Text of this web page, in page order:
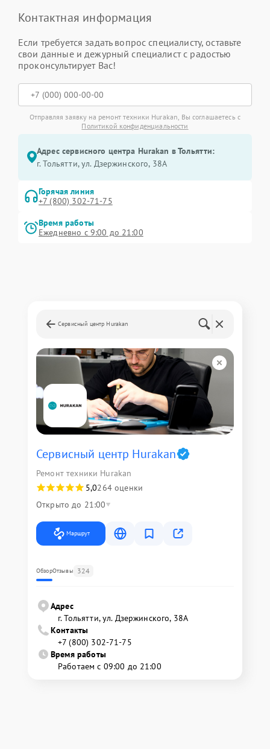
Контактная информация
Если требуется задать вопрос специалисту, оставьте
свои данные и дежурный специалист с радостью
проконсультирует Вас!
Отправляя заявку на ремонт техники Hurakan, Вы соглашаетесь с
Политикой конфиденциальности
Адрес сервисного центра Hurakan в Тольятти:
г. Тольятти, ул. Дзержинского, 38А
Горячая линия
+7 (800) 302-71-75
Время работы
Ежедневно с 9:00 до 21:00
Сервисный центр Hurakan
Сервисный центр Hurakan
Ремонт техники Hurakan
5,0264 оценки
Открыто до 21:00
Маршрут
ОбзорОтзывы 324
Адрес
г. Тольятти, ул. Дзержинского, 38А
Контакты
+7 (800) 302-71-75
Время работы
Работаем с 09:00 до 21:00